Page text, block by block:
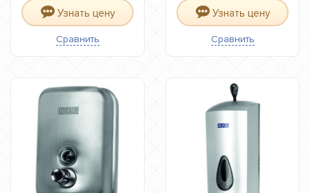
Узнать цену
Сравнить
Узнать цену
Сравнить